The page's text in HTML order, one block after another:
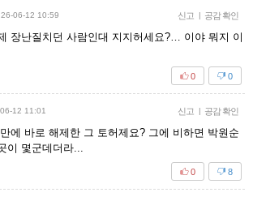
26-06-12 10:59 신고 | 공감 확인
장난질치던 사람인대 지지허세요?… 이야 뭐지 이
0
0
12 11:01 신고 | 공감 확인
에 바로 해제한 그 토허제요? 그에 비하면 박원순
이 몇군데더라...
8
0